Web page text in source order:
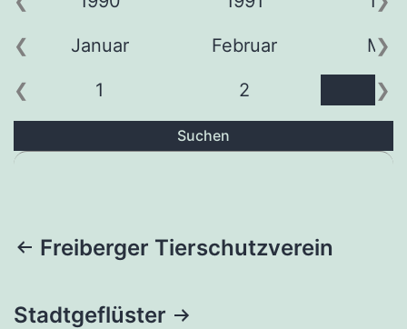
Januar Februar
1 2 3
Suchen
Beitragsnavigation
Freiberger Tierschutzverein
Stadtgeflüster